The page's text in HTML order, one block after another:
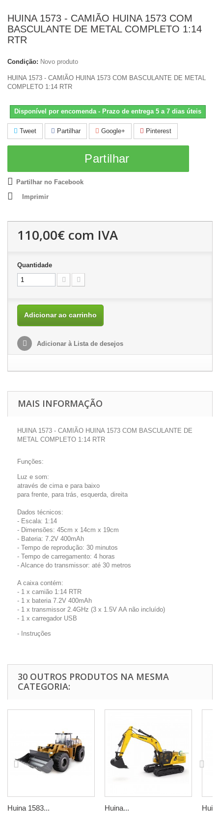
HUINA 1573 - CAMIÃO HUINA 1573 COM
BASCULANTE DE METAL COMPLETO 1:14
RTR
Condição: Novo produto
HUINA 1573 - CAMIÃO HUINA 1573 COM BASCULANTE DE METAL
COMPLETO 1:14 RTR
Disponível por encomenda - Prazo de entrega 5 a 7 dias úteis
Tweet Partilhar Google+ Pinterest
Partilhar
Partilhar no Facebook
Imprimir
110,00€ com IVA
Quantidade
Adicionar ao carrinho
Adicionar à Lista de desejos
MAIS INFORMAÇÃO
HUINA 1573 - CAMIÃO HUINA 1573 COM BASCULANTE DE
METAL COMPLETO 1:14 RTR
Funções:
Luz e som:
através de cima e para baixo
para frente, para trás, esquerda, direita
Dados técnicos:
- Escala: 1:14
- Dimensões: 45cm x 14cm x 19cm
- Bateria: 7.2V 400mAh
- Tempo de reprodução: 30 minutos
- Tempo de carregamento: 4 horas
- Alcance do transmissor: até 30 metros
A caixa contém:
- 1 x camião 1:14 RTR
- 1 x bateria 7.2V 400mAh
- 1 x transmissor 2.4GHz (3 x 1.5V AA não incluído)
- 1 x carregador USB
- Instruções
30 OUTROS PRODUTOS NA MESMA
CATEGORIA:
Huina 1583... Huina...